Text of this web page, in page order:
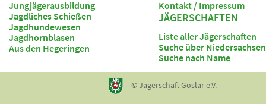
Jungjägerausbildung
Jagdliches Schießen
Jagdhundewesen
Jagdhornblasen
Aus den Hegeringen
Kontakt / Impressum
JÄGERSCHAFTEN
Liste aller Jägerschaften
Suche über
Suche nach Name
© Jägerschaft Goslar e.V.